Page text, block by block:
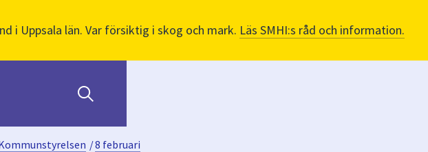
i Uppsala län. Var försiktig i skog och mark. Läs SMHI:s råd och information.
/8 februari